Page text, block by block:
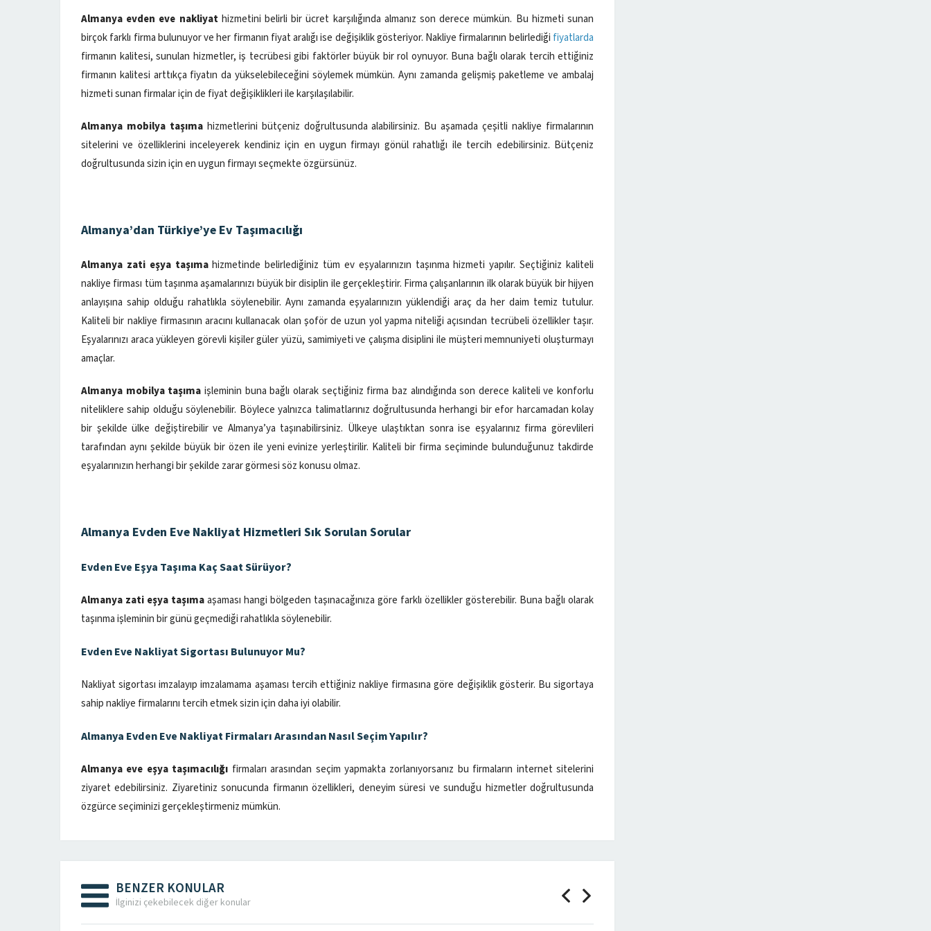
Almanya evden eve nakliyat hizmetini belirli bir ücret karşılığında almanız son derece mümkün. Bu hizmeti sunan
birçok farklı firma bulunuyor ve her firmanın fiyat aralığı ise değişiklik gösteriyor. Nakliye firmalarının belirlediği fiyatlarda
firmanın kalitesi, sunulan hizmetler, iş tecrübesi gibi faktörler büyük bir rol oynuyor. Buna bağlı olarak tercih ettiğiniz
firmanın kalitesi arttıkça fiyatın da yükselebileceğini söylemek mümkün. Aynı zamanda gelişmiş paketleme ve ambalaj
hizmeti sunan firmalar için de fiyat değişiklikleri ile karşılaşılabilir.
Almanya mobilya taşıma hizmetlerini bütçeniz doğrultusunda alabilirsiniz. Bu aşamada çeşitli nakliye firmalarının
sitelerini ve özelliklerini inceleyerek kendiniz için en uygun firmayı gönül rahatlığı ile tercih edebilirsiniz. Bütçeniz
doğrultusunda sizin için en uygun firmayı seçmekte özgürsünüz.
Almanya’dan Türkiye’ye Ev Taşımacılığı
Almanya zati eşya taşımahizmetinde belirlediğiniz tüm ev eşyalarınızın taşınma hizmeti yapılır. Seçtiğiniz kaliteli
nakliye firması tüm taşınma aşamalarınızı büyük bir disiplin ile gerçekleştirir. Firma çalışanlarının ilk olarak büyük bir hijyen
anlayışına sahip olduğu rahatlıkla söylenebilir. Aynı zamanda eşyalarınızın yüklendiği araç da her daim temiz tutulur.
Kaliteli bir nakliye firmasının aracını kullanacak olan şoför de uzun yol yapma niteliği açısından tecrübeli özellikler taşır.
Eşyalarınızı araca yükleyen görevli kişiler güler yüzü, samimiyeti ve çalışma disiplini ile müşteri memnuniyeti oluşturmayı
amaçlar.
Almanya mobilya taşıma işleminin buna bağlı olarak seçtiğiniz firma baz alındığında son derece kaliteli ve konforlu
niteliklere sahip olduğu söylenebilir. Böylece yalnızca talimatlarınız doğrultusunda herhangi bir efor harcamadan kolay
bir şekilde ülke değiştirebilir ve Almanya’ya taşınabilirsiniz. Ülkeye ulaştıktan sonra ise eşyalarınız firma görevlileri
tarafından aynı şekilde büyük bir özen ile yeni evinize yerleştirilir. Kaliteli bir firma seçiminde bulunduğunuz takdirde
eşyalarınızın herhangi bir şekilde zarar görmesi söz konusu olmaz.
Almanya Evden Eve Nakliyat Hizmetleri Sık Sorulan Sorular
Evden Eve Eşya Taşıma Kaç Saat Sürüyor?
Almanya zati eşya taşımaaşaması hangi bölgeden taşınacağınıza göre farklı özellikler gösterebilir. Buna bağlı olarak
taşınma işleminin bir günü geçmediği rahatlıkla söylenebilir.
Evden Eve Nakliyat Sigortası Bulunuyor Mu?
Nakliyat sigortası imzalayıp imzalamama aşaması tercih ettiğiniz nakliye firmasına göre değişiklik gösterir. Bu sigortaya
sahip nakliye firmalarını tercih etmek sizin için daha iyi olabilir.
Almanya Evden Eve Nakliyat Firmaları Arasından Nasıl Seçim Yapılır?
Almanya eve eşya taşımacılığı firmaları arasından seçim yapmakta zorlanıyorsanız bu firmaların internet sitelerini
ziyaret edebilirsiniz. Ziyaretiniz sonucunda firmanın özellikleri, deneyim süresi ve sunduğu hizmetler doğrultusunda
özgürce seçiminizi gerçekleştirmeniz mümkün.
BENZER KONULAR
İlginizi çekebilecek diğer konular